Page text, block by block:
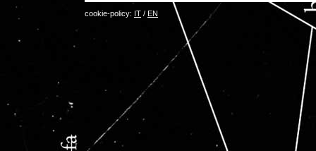
cookie-policy: IT / EN